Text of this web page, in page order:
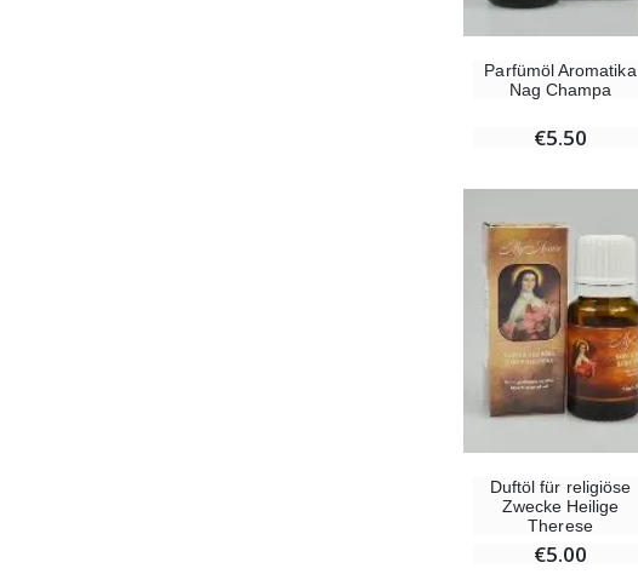
Parfümöl Aromatika
Nag Champa
€5.50
Duftöl für religiöse
Zwecke Heilige
Therese
€5.00